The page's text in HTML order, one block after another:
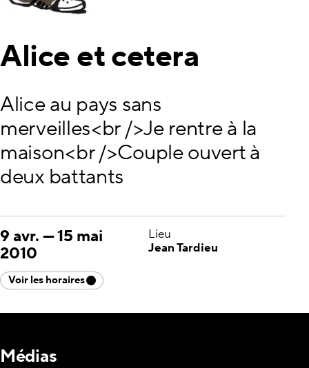
Alice et cetera
Alice au pays sans
merveilles<br />Je rentre à la
maison<br />Couple ouvert à
deux battants
9 avr. —15 mai
2010
Voir les horaires
Lieu
Jean Tardieu
Médias